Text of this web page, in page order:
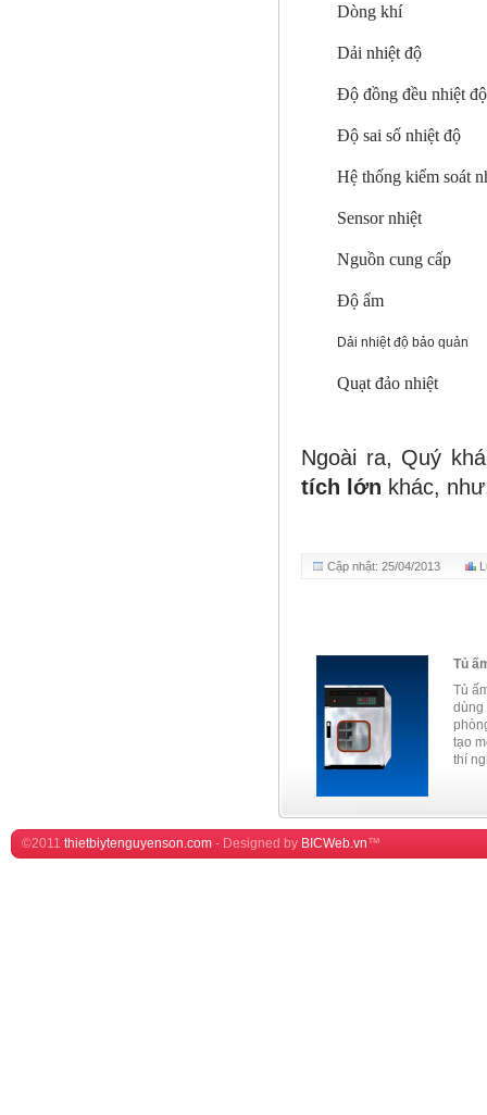
Dòng khí
Dải nhiệt độ
Độ đồng đều nhiệt độ
Độ sai số nhiệt độ
Hệ thống kiểm soát
Sensor nhiệt
Nguồn cung cấp
Độ ẩm
Dải nhiệt độ bảo quản
Quạt đảo nhiệt
Ngoài ra, Quý
tích lớn khác,
Cập nhật: 25/04/2013
Tủ
Tủ
dùng
tạo
thí
©2011 thietbiytenguyenson.com - Designed by BICWeb.vn™